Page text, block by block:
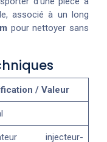
associé à un long
pour nettoyer sans
/ Valeur
injecteur-